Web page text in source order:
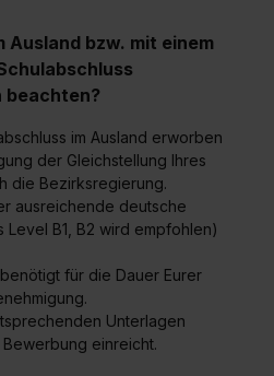
„Statistiken“ und „Social
hierbei die Einwilligung
in die USA (Art. 49 Abs. 1
(EuGH – Schrems
Einwilligung jederzeit mit
oder teilweise über unsere
dem Punkt „Datenschutz-
Weitere Informationen zu den
durch Klick auf „Details
Datenschutzerklärung
Ausland bzw. mit einem
beachten?
im Ausland erworben
der Gleichstellung Ihres
die Bezirksregierung.
ausreichende deutsche
Level B1, B2 wird empfohlen)
für die Dauer Eurer
Unterlagen
einreicht.